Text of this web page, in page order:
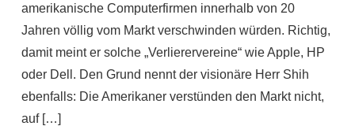
amerikanische Computerfirmen innerhalb von 20
Jahren völlig vom Markt verschwinden würden. Richtig,
damit meint er solche „Verlierervereine“ wie Apple, HP
oder Dell. Den Grund nennt der visionäre Herr Shih
ebenfalls: Die Amerikaner verstünden den Markt nicht,
auf […]